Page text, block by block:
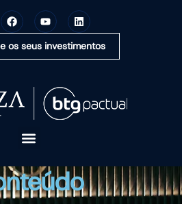
os seus investimentos
CAPITAL